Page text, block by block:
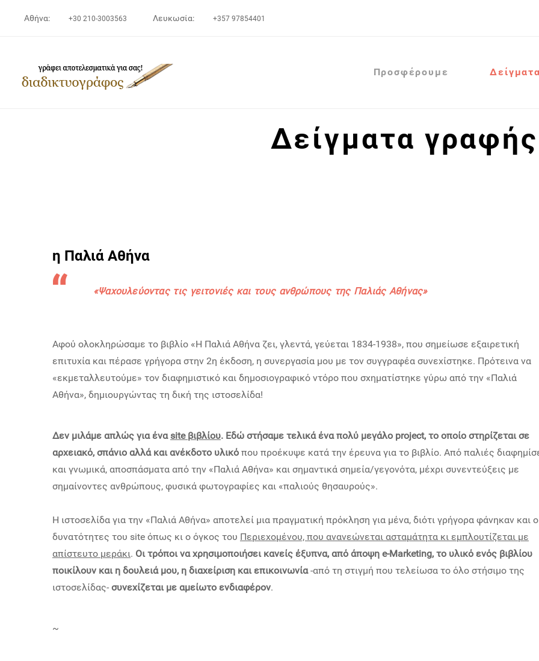
Αθήνα: +30 210-3003563 Λευκωσία: +357 97854401
Προσφέρουμε
Δείγματα γραφής
η Παλιά Αθήνα
«Ψαχουλεύοντας τις γειτονιές και τους ανθρώπους της Παλιάς Αθήνας»
Αφού ολοκληρώσαμε το βιβλίο «Η Παλιά Αθήνα ζει, γλεντά, γεύεται 1834-1938», που σημείωσε εξαιρετική
επιτυχία και πέρασε γρήγορα στην 2η έκδοση, η συνεργασία μου με τον συγγραφέα συνεχίστηκε. Πρότεινα να
«εκμεταλλευτούμε» τον διαφημιστικό και δημοσιογραφικό ντόρο που σχηματίστηκε γύρω από την «Παλιά
Αθήνα», δημιουργώντας τη δική της ιστοσελίδα!
Δεν μιλάμε απλώς για ένα site βιβλίου. Εδώ στήσαμε τελικά ένα πολύ μεγάλο project, το οποίο στηρίζεται σε
αρχειακό, σπάνιο αλλά και ανέκδοτο υλικό που προέκυψε κατά την έρευνα για το βιβλίο. Από παλιές
και γνωμικά, αποσπάσματα από την «Παλιά Αθήνα» και σημαντικά σημεία/γεγονότα, μέχρι συνεντεύξεις με
σημαίνοντες ανθρώπους, φυσικά φωτογραφίες και «παλιούς θησαυρούς».
Η ιστοσελίδα για την «Παλιά Αθήνα» αποτελεί μια πραγματική πρόκληση για μένα, διότι γρήγορα φάνηκαν και
δυνατότητες του site όπως κι ο όγκος του Περιεχομένου, που ανανεώνεται ασταμάτητα κι εμπλουτίζεται με
απίστευτο μεράκι. Οι τρόποι να χρησιμοποιήσει κανείς έξυπνα, από άποψη e-Marketing, το υλικό ενός βιβλίου
ποικίλουν και η δουλειά μου, η διαχείριση και επικοινωνία-από τη στιγμή που τελείωσα το όλο στήσιμο της
ιστοσελίδας- συνεχίζεται με αμείωτο ενδιαφέρον.
~